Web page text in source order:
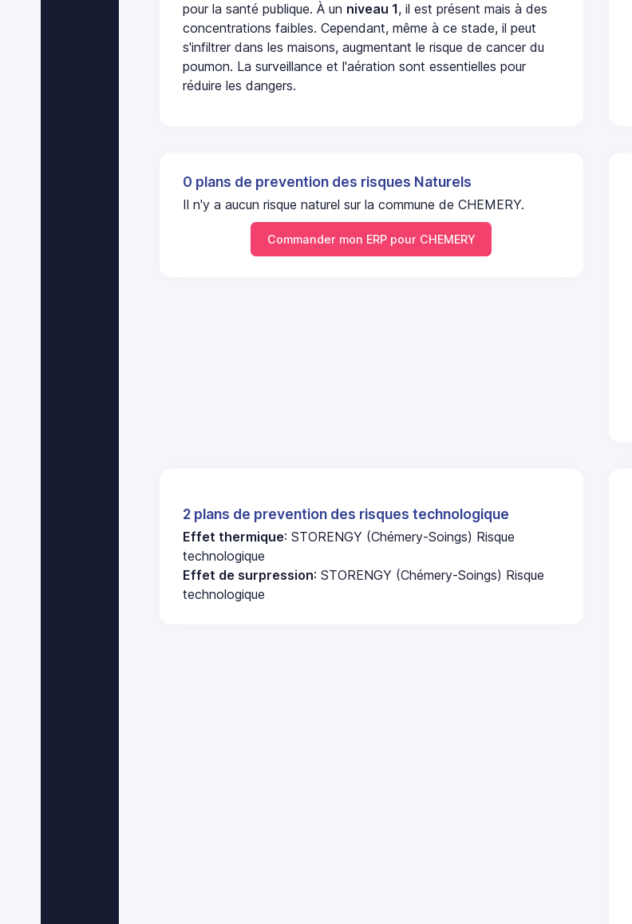
pour la santé publique. À un niveau 1, il est présent mais à des
concentrations faibles. Cependant, même à ce stade, il peut
s'infiltrer dans les maisons, augmentant le risque de cancer du
poumon. La surveillance et l'aération sont essentielles pour
réduire les dangers.
0 plans de prevention des risques Naturels
Il n'y a aucun risque naturel sur la commune de CHEMERY.
Commander mon ERP pour CHEMERY
2 plans de prevention des risques technologique
Effet thermique: STORENGY (Chémery-Soings) Risque
technologique
Effet de surpression: STORENGY (Chémery-Soings) Risque
technologique